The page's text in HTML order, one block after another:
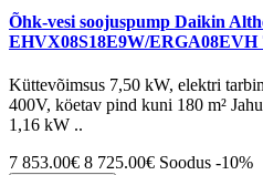
Õhk-vesi soojuspump Daikin
EHVX08S18E9W/ERGA08EVH
Küttevõimsus 7,50 kW, elektri
400V, köetav pind kuni 180 m²
1,16 kW ..
7 853.00€ 8 725.00€ Soodus -10%